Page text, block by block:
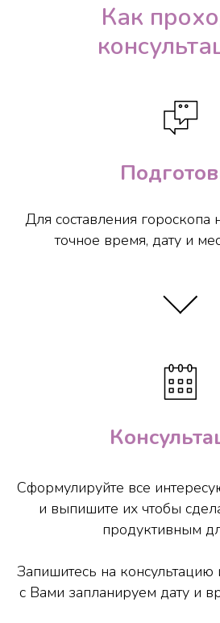
Как
Для составления гороскопа
точное время, дату и
Сформулируйте все
и выпишите их чтобы
продуктивным
Запишитесь на
с Вами запланируем дату и